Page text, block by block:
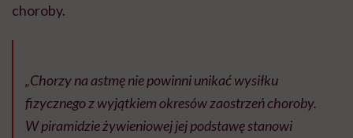
choroby.
„Chorzy na astmę nie powinni unikać wysiłku
fizycznego z wyjątkiem okresów zaostrzeń choroby.
W piramidzie żywieniowej jej podstawę stanowi